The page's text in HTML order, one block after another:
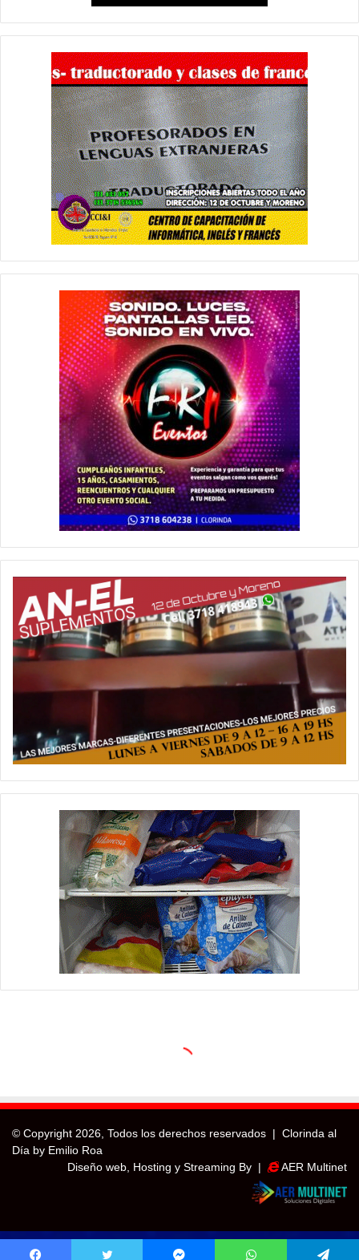
© Copyright 2026, Todos los derechos reservados | Clorinda al
Día by Emilio Roa
Diseño web, Hosting y Streaming By |
AER Multinet